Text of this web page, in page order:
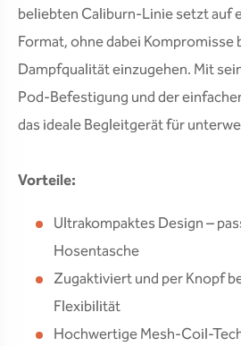
beliebten Caliburn-Linie setzt auf
Format, ohne dabei Kompromisse
Dampfqualität einzugehen. Mit
Pod-Befestigung und der
das ideale Begleitgerät für
Vorteile:
Ultrakompaktes Design –
Hosentasche
Zugaktiviert und per Knopf
Flexibilität
Hochwertige Mesh-Coil-